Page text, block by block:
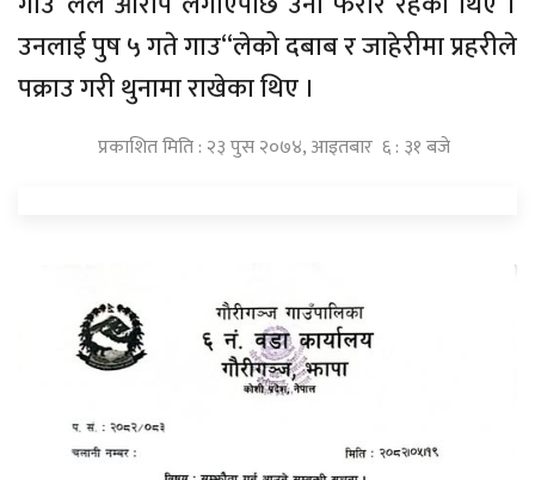
उनलाई पुष ५ गते गाउ“लेको दबाब र जाहेरीमा प्रहरीले
पक्राउ गरी थुनामा राखेका थिए ।
प्रकाशित मिति : २३ पुस २०७४, आइतबार ६ : ३१ बजे